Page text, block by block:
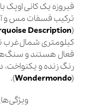
فیروزه یک کانی اوپک
ترکیب فسفات مس و
(
Description
فعال هستند و
رنگ زنده و یکنواخت،
(
Wondermondo
).